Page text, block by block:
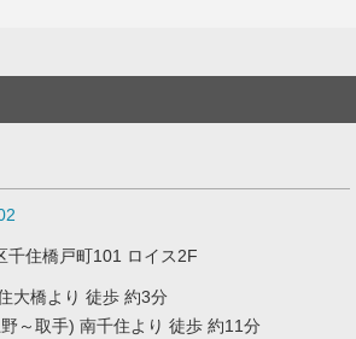
千住橋戸町101 ロイス2F
大橋より 徒歩 約3分
～取手) 南千住より 徒歩 約11分